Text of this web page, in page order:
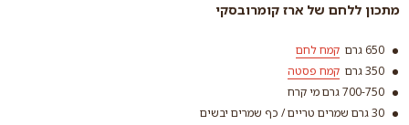
מתכון ללחם של ארז קומרובסקי
650 גרם קמח לחם
350 גרם קמח פסטה
700-750 גרם מי קרח
30 גרם שמרים טריים / כף שמרים יבשים